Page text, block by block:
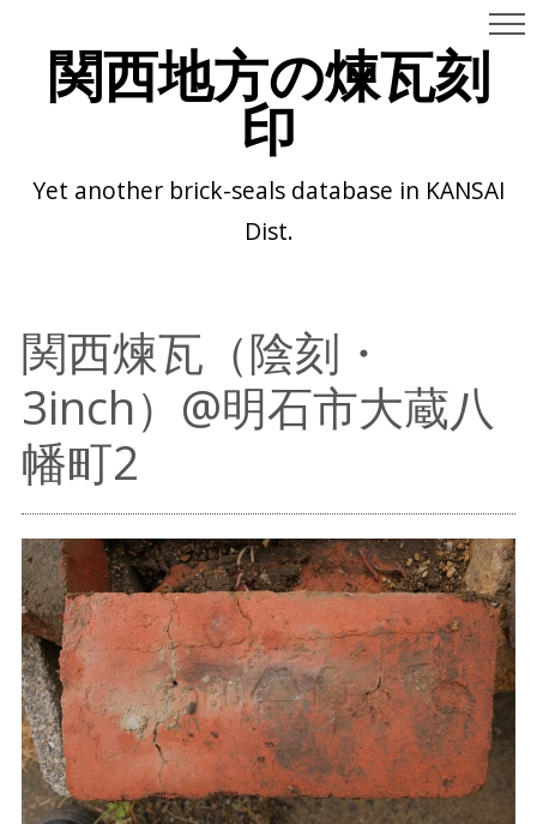
関西地方の煉瓦刻
印
Yet another brick-seals database in KANSAI
Dist.
関西煉瓦（陰刻・
3inch）@明石市大蔵八
幡町2